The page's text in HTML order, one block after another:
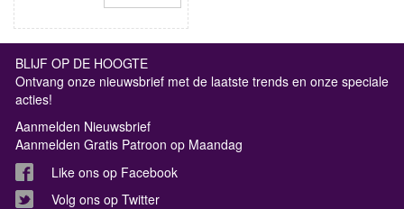
BLIJF OP DE HOOGTE
Ontvang onze nieuwsbrief met de laatste trends en onze speciale
acties!
Aanmelden Nieuwsbrief
Aanmelden Gratis Patroon op Maandag
Like ons op Facebook
Volg ons op Twitter